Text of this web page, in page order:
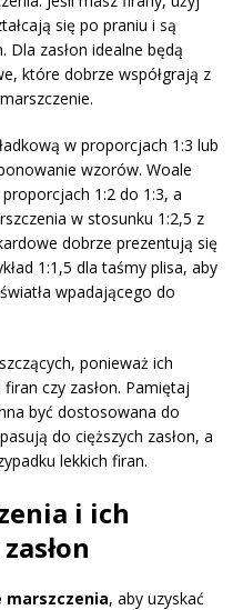
się po praniu i są
Dla zasłon idealne będą
które dobrze współgrają z
w proporcjach 1:3 lub
wzorów. Woale
1:2 do 1:3, a
w stosunku 1:2,5 z
dobrze prezentują się
1:1,5 dla taśmy plisa, aby
wpadającego do
ponieważ ich
czy zasłon. Pamiętaj
być dostosowana do
do cięższych zasłon, a
lekkich firan.
i ich
marszczenia, aby uzyskać